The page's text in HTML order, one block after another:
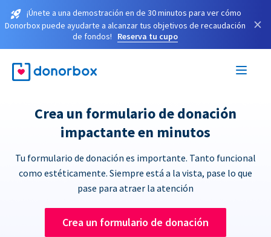
¡Únete a una demostración en de 30 minutos para ver cómo
Donorbox puede ayudarte a alcanzar tus objetivos de recaudación
de fondos!
Reserva tu cupo
×
Crea un formulario de donación
impactante en minutos
Tu formulario de donación es importante. Tanto funcional
como estéticamente. Siempre está a la vista, pase lo que
pase para atraer la atención
Crea un formulario de donación